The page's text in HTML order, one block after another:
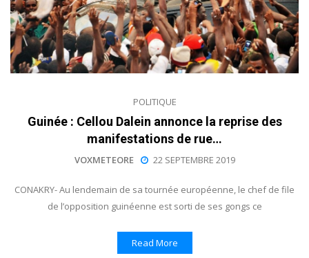
POLITIQUE
Guinée : Cellou Dalein annonce la reprise des
manifestations de rue…
VOXMETEORE 22 SEPTEMBRE 2019
CONAKRY- Au lendemain de sa tournée européenne, le chef de file
de l’opposition guinéenne est sorti de ses gongs ce
Read More